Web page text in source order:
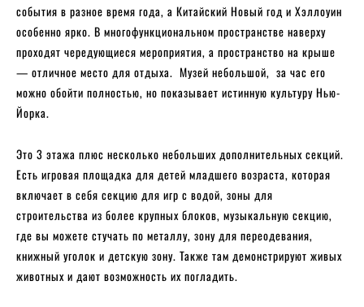
события в разное время года, а Китайский Новый год и Хэллоуин
особенно ярко. В многофункциональном пространстве наверху
проходят чередующиеся мероприятия, а пространство на крыше
— отличное место для отдыха. Музей небольшой, за час его
можно обойти полностью, но показывает истинную культуру Нью-
Йорка.
Это 3 этажа плюс несколько небольших дополнительных секций.
Есть игровая площадка для детей младшего возраста, которая
включает в себя секцию для игр с водой, зоны для
строительства из более крупных блоков, музыкальную секцию,
где вы можете стучать по металлу, зону для переодевания,
книжный уголок и детскую зону. Также там демонстрируют живых
животных и дают возможность их погладить.